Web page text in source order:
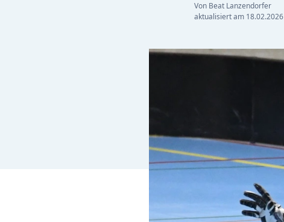
Von Beat Lanzendorfer
aktualisiert am 18.02.2026